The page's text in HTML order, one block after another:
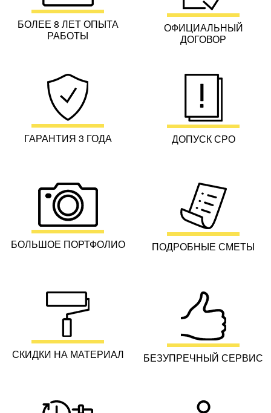
БОЛЕЕ 8 ЛЕТ ОПЫТА
РАБОТЫ
ОФИЦИАЛЬНЫЙ
ДОГОВОР
ГАРАНТИЯ 3 ГОДА ДОПУСК СРО
БОЛЬШОЕ ПОРТФОЛИО ПОДРОБНЫЕ СМЕТЫ
СКИДКИ НА МАТЕРИАЛ БЕЗУПРЕЧНЫЙ СЕРВИС